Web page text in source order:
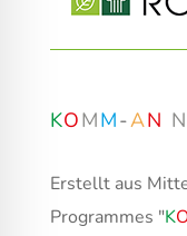
KOMM-AN
Erstellt aus
Programmes "K